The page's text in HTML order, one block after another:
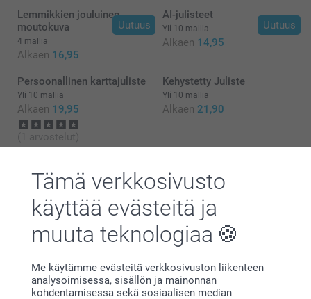
Tämä verkkosivusto
käyttää evästeitä ja
muuta teknologiaa
Me käytämme evästeitä verkkosivuston liikenteen
analysoimisessa, sisällön ja mainonnan
kohdentamisessa sekä sosiaalisen median
Mikä on julisteeni tarkka koko?
Uutuus
Lemmikkien jouluinen
moutokuva
4 mallia
Alkaen 16,95
Uutuus
AI-julisteet
Yli 10 mallia
Alkaen 14,95
Persoonallinen karttajuliste
Yli 10 mallia
Alkaen 19,95
(1 arvostelut)
Kehystetty Juliste
Yli 10 mallia
Alkaen 21,90
Miksismartphoto